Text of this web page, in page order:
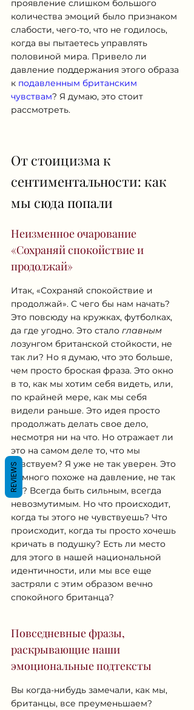
проявление слишком большого
количества эмоций было признаком
слабости, чего-то, что не годилось,
когда вы пытаетесь управлять
половиной мира. Привело ли
давление поддержания этого образа
к подавленным британским
чувствам? Я думаю, это стоит
рассмотреть.
От стоицизма к
сентиментальности: как
мы сюда попали
Неизменное очарование
«Сохраняй спокойствие и
продолжай»
Итак, «Сохраняй спокойствие и
продолжай». С чего бы нам начать?
Это повсюду на кружках, футболках,
да где угодно. Это стало главным
лозунгом британской стойкости, не
так ли? Но я думаю, что это больше,
чем просто броская фраза. Это окно
в то, как мы хотим себя видеть, или,
по крайней мере, как мы себя
видели раньше. Это идея просто
продолжать делать свое дело,
несмотря ни на что. Но отражает ли
это на самом деле то, что мы
чувствуем? Я уже не так уверен. Это
немного похоже на давление, не так
ли? Всегда быть сильным, всегда
невозмутимым. Но что происходит,
когда ты этого не чувствуешь? Что
происходит, когда ты просто хочешь
кричать в подушку? Есть ли место
для этого в нашей национальной
идентичности, или мы все еще
застряли с этим образом вечно
спокойного британца?
Повседневные фразы,
раскрывающие наши
эмоциональные подтексты
Вы когда-нибудь замечали, как мы,
британцы, все преуменьшаем?
REVIEWS